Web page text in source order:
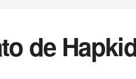
de